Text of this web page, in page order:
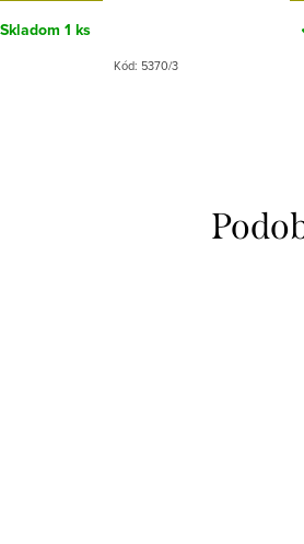
Skladom 1 ks
Kód: 5370/3